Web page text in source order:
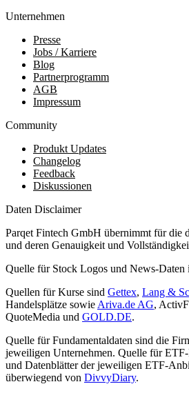
Unternehmen
Presse
Jobs / Karriere
Blog
Partnerprogramm
AGB
Impressum
Community
Produkt Updates
Changelog
Feedback
Diskussionen
Daten Disclaimer
Parqet Fintech GmbH übernimmt für die
und deren Genauigkeit und
Quelle für Stock Logos und News-Daten
Quellen für Kurse sind Gettex, Lang &
Handelsplätze sowie Ariva.de AG,
QuoteMedia und GOLD.DE.
Quelle für Fundamentaldaten sind die
jeweiligen Unternehmen. Quelle für
und Datenblätter der jeweiligen ETF-
überwiegend von DivvyDiary.